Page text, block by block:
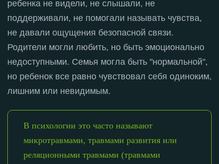
ребенка не видели, не слышали, не
поддерживали, не помогали называть чувства,
не давали ощущения безопасной связи.
Родители могли любить, но быть эмоционально
недоступными. Семья могла быть "нормальной",
но ребенок все равно чувствовал себя одиноким,
лишним или невидимым.
В психологии это часто называют
микротравмами, травмами развития или
реляционными травмами (травмами